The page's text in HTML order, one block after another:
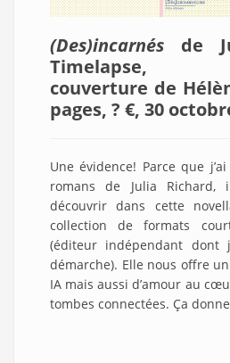
(Des)incarnés de
Timelapse,
couverture de
pages, ? €, 30
Une évidence! Parce que
romans de Julia
découvrir dans cette
collection de formats
(éditeur indépendant dont
démarche). Elle nous offre
IA mais aussi d’amour au
tombes connectées. Ça